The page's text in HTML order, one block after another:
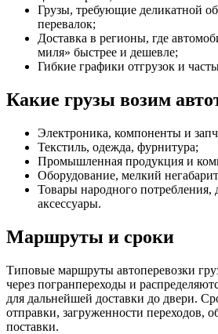
Грузы, требующие деликатной
перевалок;
Доставка в регионы, где
миля» быстрее и дешевле;
Гибкие графики отгрузок и
Какие грузы возим
Электроника, компоненты и
Текстиль, одежда, фурнитура;
Промышленная продукция и
Оборудование, мелкий
Товары народного потребления,
аксессуары.
Маршруты и сроки
Типовые маршруты автоперевозки
через погранпереходы и
для дальнейшей доставки до двери.
отправки, загруженности переходов,
поставки.